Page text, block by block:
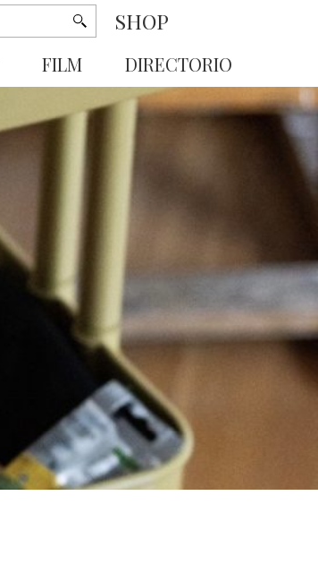
SHOP
FILM DIRECTORIO